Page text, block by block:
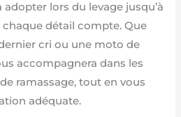
lors du levage jusqu’à
chaque détail compte. Que
cri ou une moto de
accompagnera dans les
ramassage, tout en vous
adéquate.